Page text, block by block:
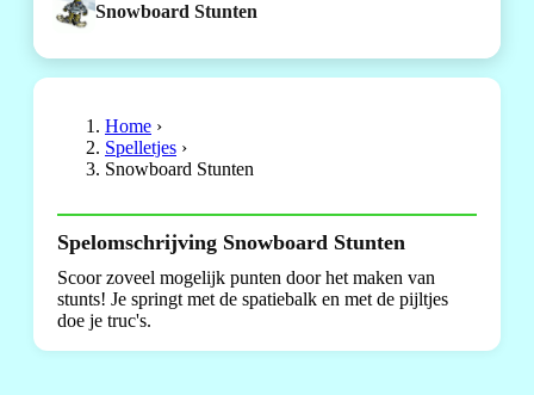
Snowboard Stunten
Home ›
Spelletjes ›
Snowboard Stunten
Spelomschrijving Snowboard Stunten
Scoor zoveel mogelijk punten door het maken van
stunts! Je springt met de spatiebalk en met de pijltjes
doe je truc's.